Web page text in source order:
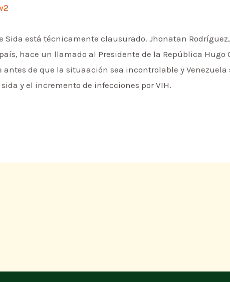
Sida está técnicamente clausurado. Jhonatan
hace un llamado al Presidente de la República Hugo
de que la situaación sea incontrolable y
y el incremento de infecciones por VIH.